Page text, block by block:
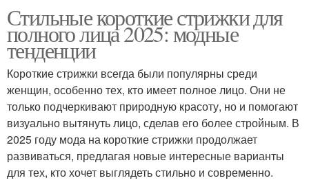
Стильные короткие стрижки для
полного лица 2025: модные
тенденции
Короткие стрижки всегда были популярны среди
женщин, особенно тех, кто имеет полное лицо. Они не
только подчеркивают природную красоту, но и помогают
визуально вытянуть лицо, сделав его более стройным. В
2025 году мода на короткие стрижки продолжает
развиваться, предлагая новые интересные варианты
для тех, кто хочет выглядеть стильно и современно.